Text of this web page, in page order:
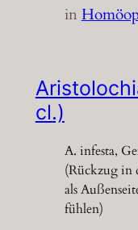
in
cl.)
A. infesta,
(Rückzug in
als
fühlen)